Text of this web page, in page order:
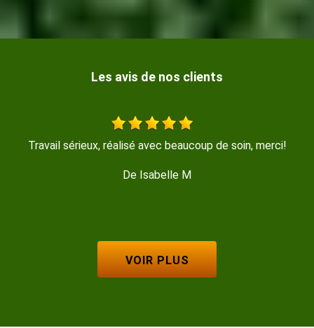
Les avis de nos clients
Travail très propre et soyeux rapide et efficace je
VOIR PLUS